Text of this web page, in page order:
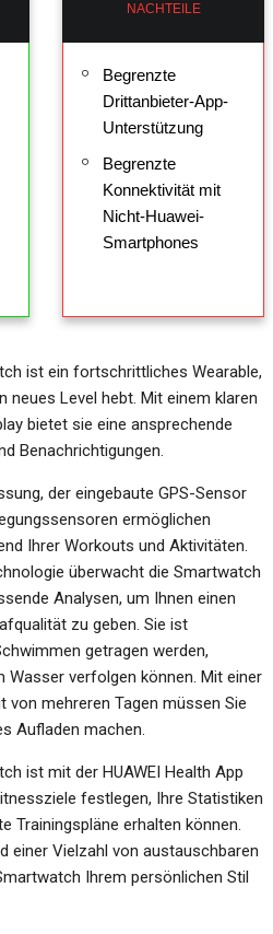
NACHTEILE
Begrenzte
Drittanbieter-App-
Unterstützung
Begrenzte
Konnektivität mit
Nicht-Huawei-
Smartphones
ist ein fortschrittliches Wearable,
neues Level hebt. Mit einem klaren
bietet sie eine ansprechende
Benachrichtigungen.
der eingebaute GPS-Sensor
ermöglichen
Ihrer Workouts und Aktivitäten.
überwacht die Smartwatch
Analysen, um Ihnen einen
zu geben. Sie ist
getragen werden,
Wasser verfolgen können. Mit einer
von mehreren Tagen müssen Sie
Aufladen machen.
ist mit der HUAWEI Health App
festlegen, Ihre Statistiken
Trainingspläne erhalten können.
einer Vielzahl von austauschbaren
Ihrem persönlichen Stil